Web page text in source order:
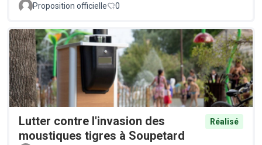
Proposition officielle 0
Lutter contre l'invasion des
moustiques tigres à Soupetard
Réalisé